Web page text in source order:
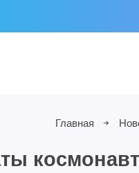
Главная